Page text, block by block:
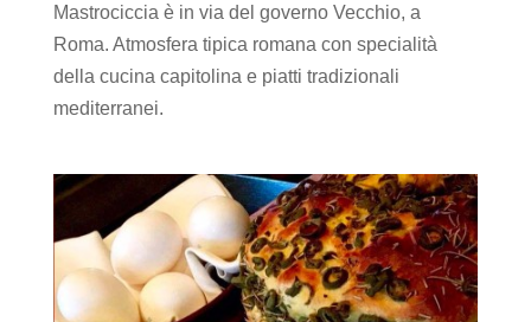
Mastrociccia è in via del governo Vecchio, a
Roma. Atmosfera tipica romana con specialità
della cucina capitolina e piatti tradizionali
mediterranei.